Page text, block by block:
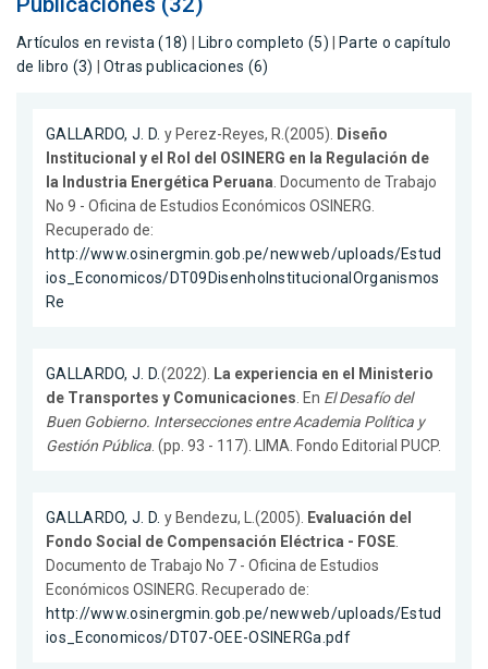
Artículos en revista (18) Libro completo (5)
Parte o capítulo
de libro (3)
Otras publicaciones (6)
GALLARDO, J. D. y Perez-Reyes, R.(2005).
Diseño
Institucional y el Rol del OSINERG en la Regulación de
la Industria Energética Peruana . Documento de Trabajo
No 9 - Oficina de Estudios Económicos OSINERG.
Recuperado de:
http://www.osinergmin.gob.pe/newweb/uploads/Estud
ios_Economicos/DT09DisenhoInstitucionalOrganismos
Re
GALLARDO, J. D. (2022).
La experiencia en el Ministerio
de Transportes y Comunicaciones . En El Desafío del
Buen Gobierno. Intersecciones entre Academia Política y
Gestión Pública . (pp. 93 - 117). LIMA. Fondo Editorial PUCP.
GALLARDO, J. D. y Bendezu, L.(2005).
Evaluación del
Fondo Social de Compensación Eléctrica - FOSE
Documento de Trabajo No 7 - Oficina de Estudios
Económicos OSINERG. Recuperado de:
http://www.osinergmin.gob.pe/newweb/uploads/Estud
ios_Economicos/DT07-OEE-OSINERGa.pdf